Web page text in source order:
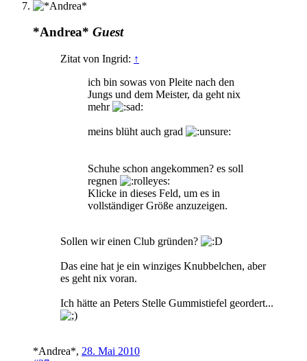
*Andrea* Guest
Zitat von Ingrid: ↑
ich bin sowas von Pleite nach den
Jungs und dem Meister, da geht nix
mehr
meins blüht auch grad
Schuhe schon angekommen? es soll
regnen
Klicke in dieses Feld, um es in
vollständiger Größe anzuzeigen.
Sollen wir einen Club gründen?
Das eine hat je ein winziges Knubbelchen, aber
es geht nix voran.
Ich hätte an Peters Stelle Gummistiefel geordert...
*Andrea*, 28. Mai 2010